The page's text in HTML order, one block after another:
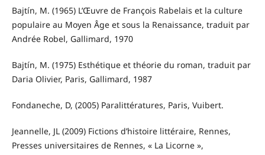
Bajtín, M. (1965) L’Œuvre de François Rabelais et la culture
populaire au Moyen Âge et sous la Renaissance, traduit par
Andrée Robel, Gallimard, 1970
Bajtín, M. (1975) Esthétique et théorie du roman, traduit par
Daria Olivier, Paris, Gallimard, 1987
Fondaneche, D, (2005) Paralittératures, Paris, Vuibert.
Jeannelle, JL (2009) Fictions d’histoire littéraire, Rennes,
Presses universitaires de Rennes, « La Licorne »,